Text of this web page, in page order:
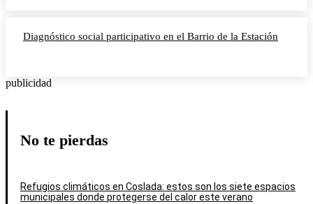
Diagnóstico social participativo en el Barrio de la Estación
publicidad
No te pierdas
Refugios climáticos en Coslada: estos son los siete espacios
municipales donde protegerse del calor este verano